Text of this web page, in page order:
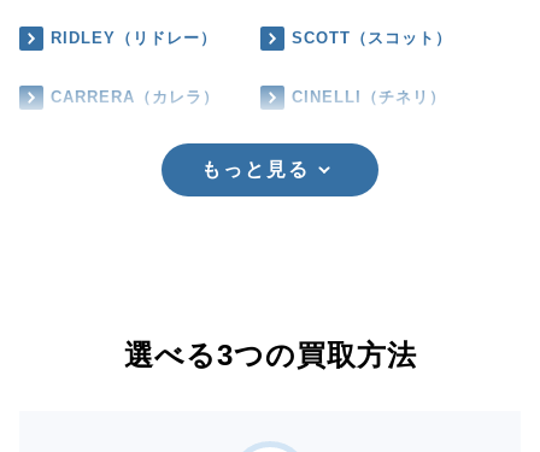
RIDLEY（リドレー） SCOTT（スコット）
CARRERA（カレラ） CINELLI（チネリ）
もっと見る
選べる3つの買取方法